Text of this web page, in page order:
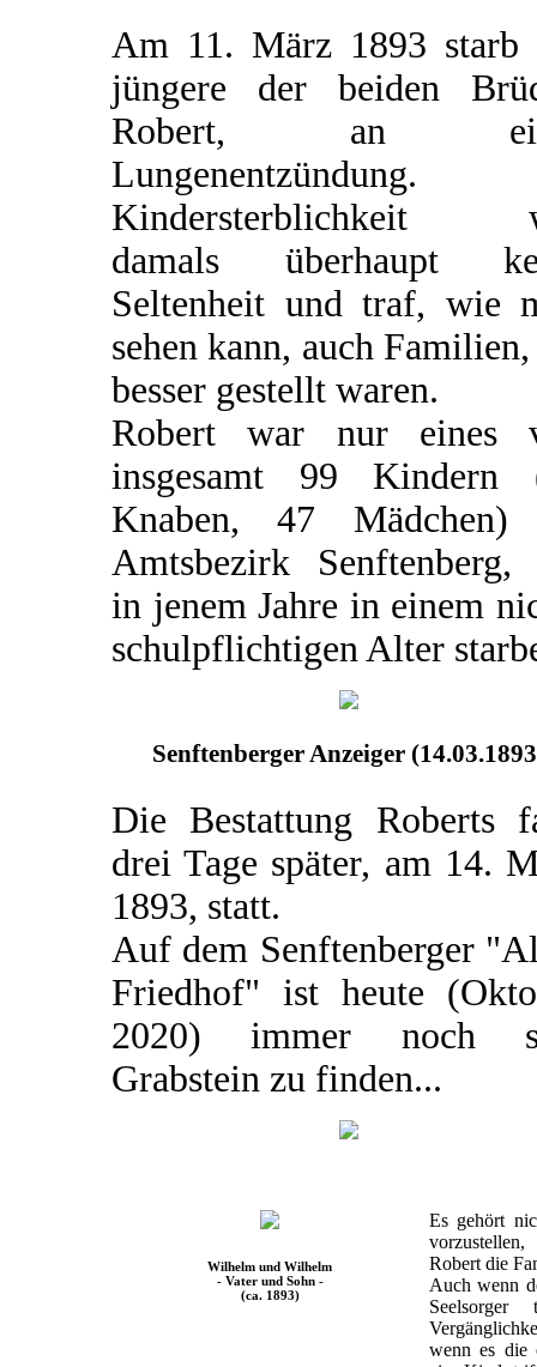
Am 11. März 1893 starb
jüngere der beiden
Robert, an
Lungenentzündung.
Kindersterblichkeit
damals überhaupt
Seltenheit und traf, wie
sehen kann, auch
besser gestellt waren.
Robert war nur eines
insgesamt 99 Kindern
Knaben, 47
Amtsbezirk Senftenberg,
in jenem Jahre in einem
schulpflichtigen Alter
Senftenberger Anzeiger
Die Bestattung Roberts
drei Tage später, am 14.
1893, statt.
Auf dem Senftenberger
Friedhof" ist heute
2020) immer noch
Grabstein zu finden...
Wilhelm und Wilhelm
- Vater und Sohn -
(ca. 1893)
Es gehört
Robert die
Auch wenn
wenn es die